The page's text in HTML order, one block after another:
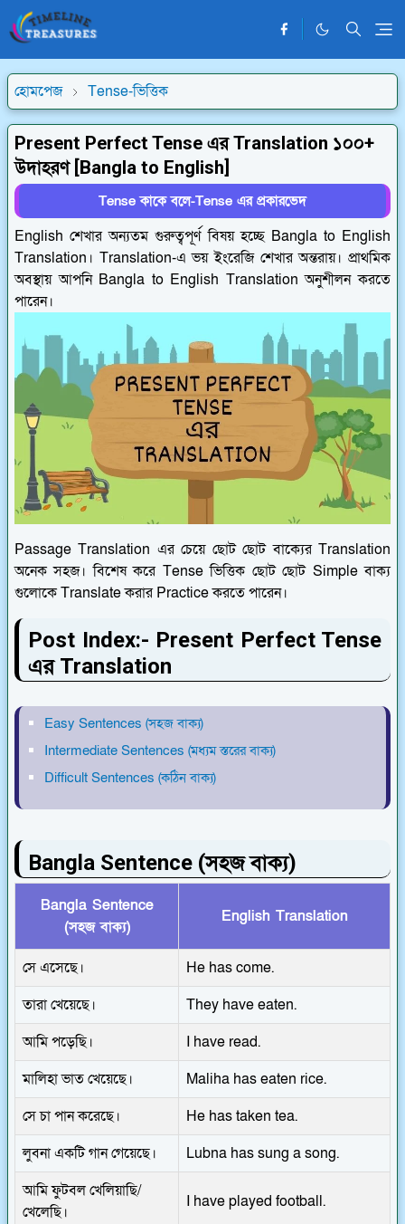
হোমপেজ Tense-ভিত্তিক
Present Perfect Tense এর Translation ১০০+
উদাহরণ [Bangla to English]
Tense কাকে বলে-Tense এর প্রকারভেদ
English শেখার অন্যতম গুরুত্বপূর্ণ বিষয় হচ্ছে Bangla to English
Translation। Translation-এ ভয় ইংরেজি শেখার অন্তরায়। প্রাথমিক
অবস্থায় আপনি Bangla to English Translation অনুশীলন করতে
পারেন।
Passage Translation এর চেয়ে ছোট ছোট বাক্যের Translation
অনেক সহজ। বিশেষ করে Tense ভিত্তিক ছোট ছোট Simple বাক্য
গুলোকে Translate করার Practice করতে পারেন।
Post Index:- Present Perfect Tense
এর Translation
Easy Sentences (সহজ বাক্য)
Intermediate Sentences (মধ্যম স্তরের বাক্য)
Difficult Sentences (কঠিন বাক্য)
Bangla Sentence (সহজ বাক্য)
Bangla Sentence
(সহজ বাক্য)
English Translation
সে এসেছে।
He has come.
তারা খেয়েছে।
They have eaten.
আমি পড়েছি।
I have read.
মালিহা ভাত খেয়েছে।
Maliha has eaten rice.
সে চা পান করেছে।
He has taken tea.
লুবনা একটি গান গেয়েছে।
Lubna has sung a song.
আমি ফুটবল খেলিয়াছি/
খেলেছি।
I have played football.